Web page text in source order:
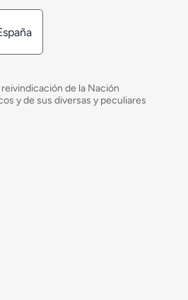
de la Nación
y de sus diversas y peculiares